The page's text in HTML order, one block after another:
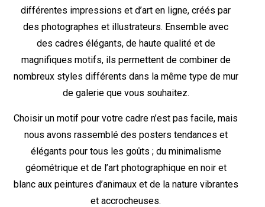
différentes impressions et d’art en ligne, créés par
des photographes et illustrateurs. Ensemble avec
des cadres élégants, de haute qualité et de
magnifiques motifs, ils permettent de combiner de
nombreux styles différents dans la même type de mur
de galerie que vous souhaitez.
Choisir un motif pour votre cadre n’est pas facile, mais
nous avons rassemblé des posters tendances et
élégants pour tous les goûts ; du minimalisme
géométrique et de l’art photographique en noir et
blanc aux peintures d’animaux et de la nature vibrantes
et accrocheuses.